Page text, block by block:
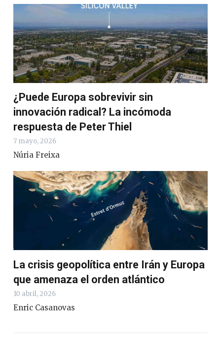
¿Puede Europa sobrevivir sin
innovación radical? La incómoda
respuesta de Peter Thiel
7 mayo, 2026
Núria Freixa
La crisis geopolítica entre Irán y Europa
que amenaza el orden atlántico
10 abril, 2026
Enric Casanovas